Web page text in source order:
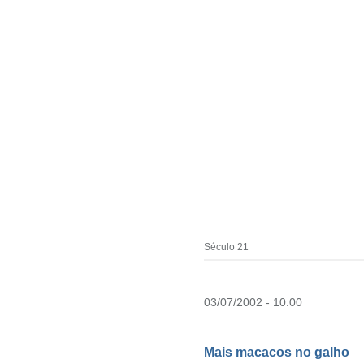
Século 21
03/07/2002 - 10:00
Mais macacos no galho